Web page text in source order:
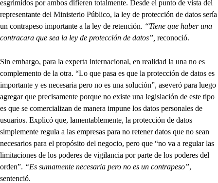
esgrimidos por ambos difieren totalmente. Desde el punto de vista del
representante del Ministerio Público, la ley de protección de datos sería
un contrapeso importante a la ley de retención. “Tiene que haber una
contracara que sea la ley de protección de datos”, reconoció.
Sin embargo, para la experta internacional, en realidad la una no es
complemento de la otra. “Lo que pasa es que la protección de datos es
importante y es necesaria pero no es una solución”, aseveró para luego
agregar que precisamente porque no existe una legislación de este tipo
es que se comercializan de manera impune los datos personales de
usuarios. Explicó que, lamentablemente, la protección de datos
simplemente regula a las empresas para no retener datos que no sean
necesarios para el propósito del negocio, pero que “no va a regular las
limitaciones de los poderes de vigilancia por parte de los poderes del
orden”. “Es sumamente necesaria pero no es un contrapeso”,
sentenció.